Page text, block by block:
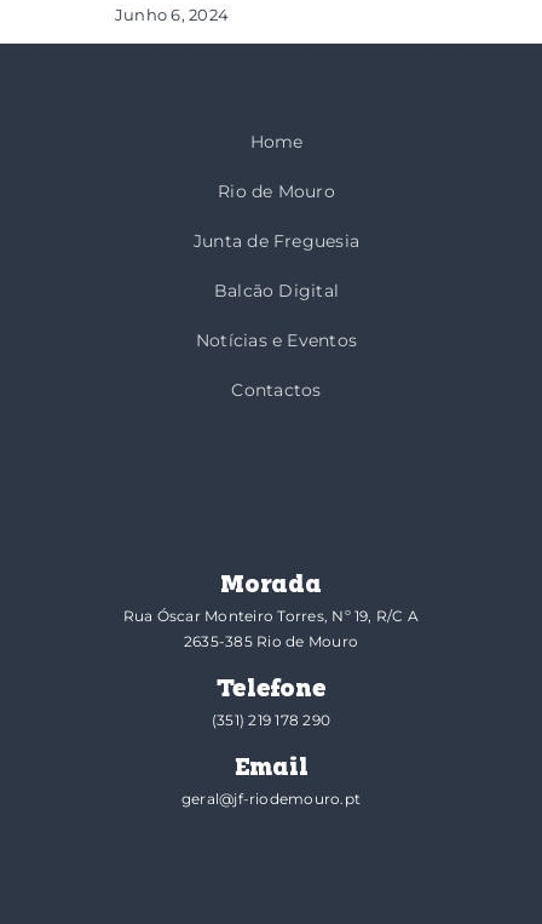
Junho 6, 2024
Home
Rio de Mouro
Junta de Freguesia
Balcão Digital
Notícias e Eventos
Contactos
Morada
Rua Óscar Monteiro Torres, Nº 19, R/C A
2635-385 Rio de Mouro
Telefone
(351) 219 178 290
Email
geral@jf-riodemouro.pt